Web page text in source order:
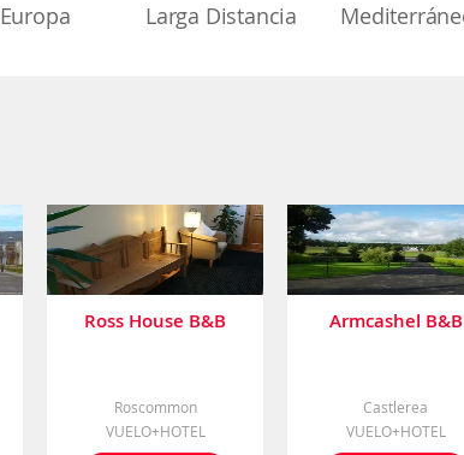
Europa Larga Distancia
Ross House B&B
Roscommon
VUELO+HOTEL
Armcashel B&B
Castlerea
VUELO+HOTEL